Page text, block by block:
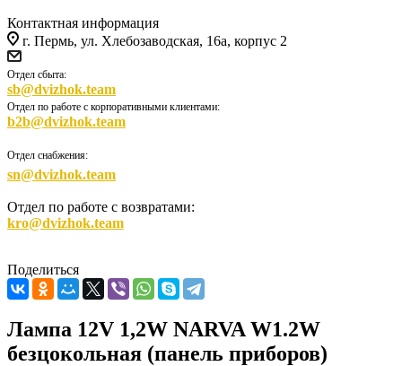
Контактная информация
г. Пермь, ул. Хлебозаводская, 16а, корпус 2
Отдел сбыта:
sb@dvizhok.team
Отдел по работе с корпоративными клиентами:
b2b@dvizhok.team
Отдел снабжения:
sn@dvizhok.team
Отдел по работе с возвратами:
kro@dvizhok.team
Поделиться
Лампа 12V 1,2W NARVA W1.2W
безцокольная (панель приборов)